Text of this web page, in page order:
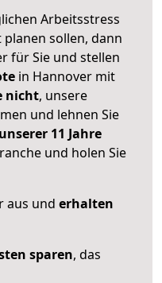
Arbeitsstress
planen sollen, dann
für Sie und stellen
in Hannover mit
nicht, unsere
und lehnen Sie
11 Jahre
und holen Sie
aus und erhalten
sparen, das